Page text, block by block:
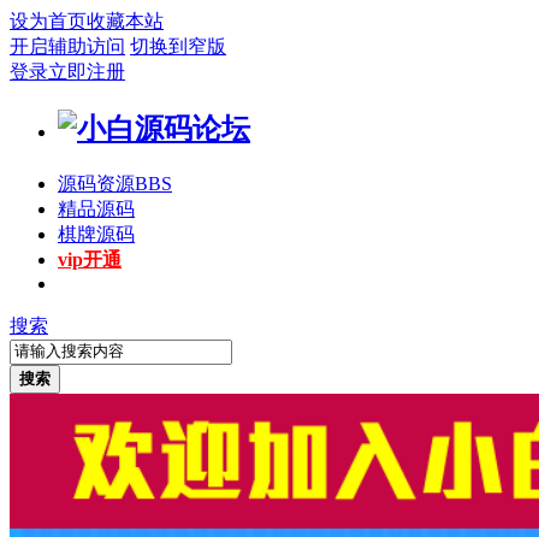
设为首页收藏本站
开启辅助访问 切换到窄版
登录立即注册
源码资源BBS
精品源码
棋牌源码
vip开通
搜索
搜索